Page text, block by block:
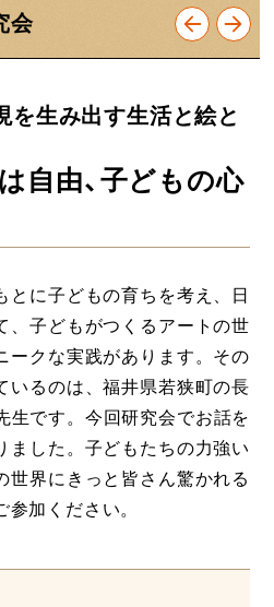
会
を生み出す生活と絵と
自由、子どもの心
とに子どもの育ちを考え、日
、子どもがつくるアートの世
ークな実践があります。その
いるのは、福井県若狭町の長
生です。今回研究会でお話を
ました。子どもたちの力強い
世界にきっと皆さん驚かれる
参加ください。